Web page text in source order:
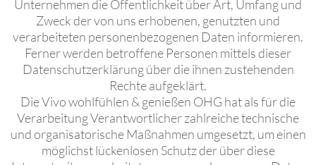
Unternehmen die Öffentlichkeit über Art, Umfang und
Zweck der von uns erhobenen, genutzten und
verarbeiteten personenbezogenen Daten informieren.
Ferner werden betroffene Personen mittels dieser
Datenschutzerklärung über die ihnen zustehenden
Rechte aufgeklärt.
Die Vivo wohlfühlen & genießen OHG hat als für die
Verarbeitung Verantwortlicher zahlreiche technische
und organisatorische Maßnahmen umgesetzt, um einen
möglichst lückenlosen Schutz der über diese